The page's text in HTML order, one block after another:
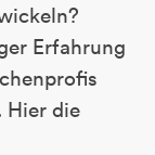
Erfahrung
Hier die